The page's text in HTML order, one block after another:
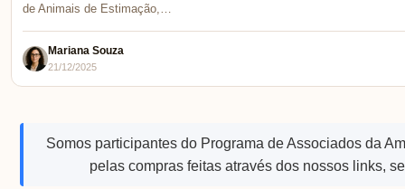
de Animais de Estimação,…
Mariana Souza
21/12/2025
Somos participantes do Programa de Associados da
pelas compras feitas através dos nossos links,